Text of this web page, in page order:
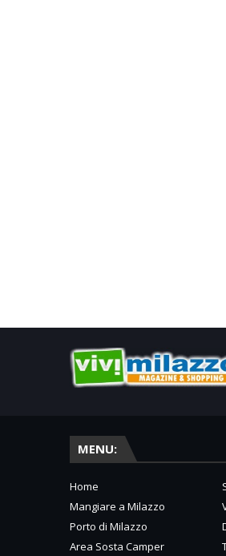
MENU:
Home
Mangiare a Milazzo
Porto di Milazzo
Area Sosta Camper